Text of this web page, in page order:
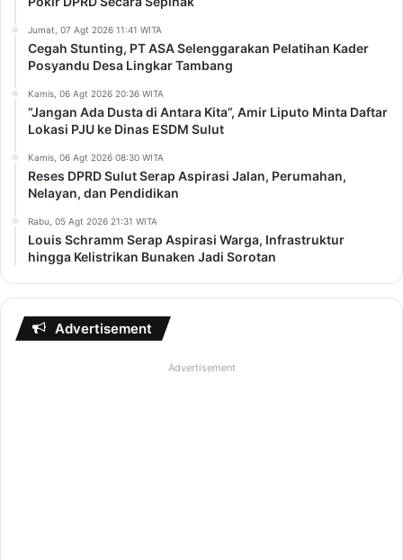
Jumat, 07 Agt 2026 11:41 WITA
Cegah Stunting, PT ASA Selenggarakan Pelatihan Kader
Posyandu Desa Lingkar Tambang
Kamis, 06 Agt 2026 20:36 WITA
“Jangan Ada Dusta di Antara Kita”, Amir Liputo Minta Daftar
Lokasi PJU ke Dinas ESDM Sulut
Kamis, 06 Agt 2026 08:30 WITA
Reses DPRD Sulut Serap Aspirasi Jalan, Perumahan,
Nelayan, dan Pendidikan
Rabu, 05 Agt 2026 21:31 WITA
Louis Schramm Serap Aspirasi Warga, Infrastruktur
hingga Kelistrikan Bunaken Jadi Sorotan
Advertisement
Advertisement